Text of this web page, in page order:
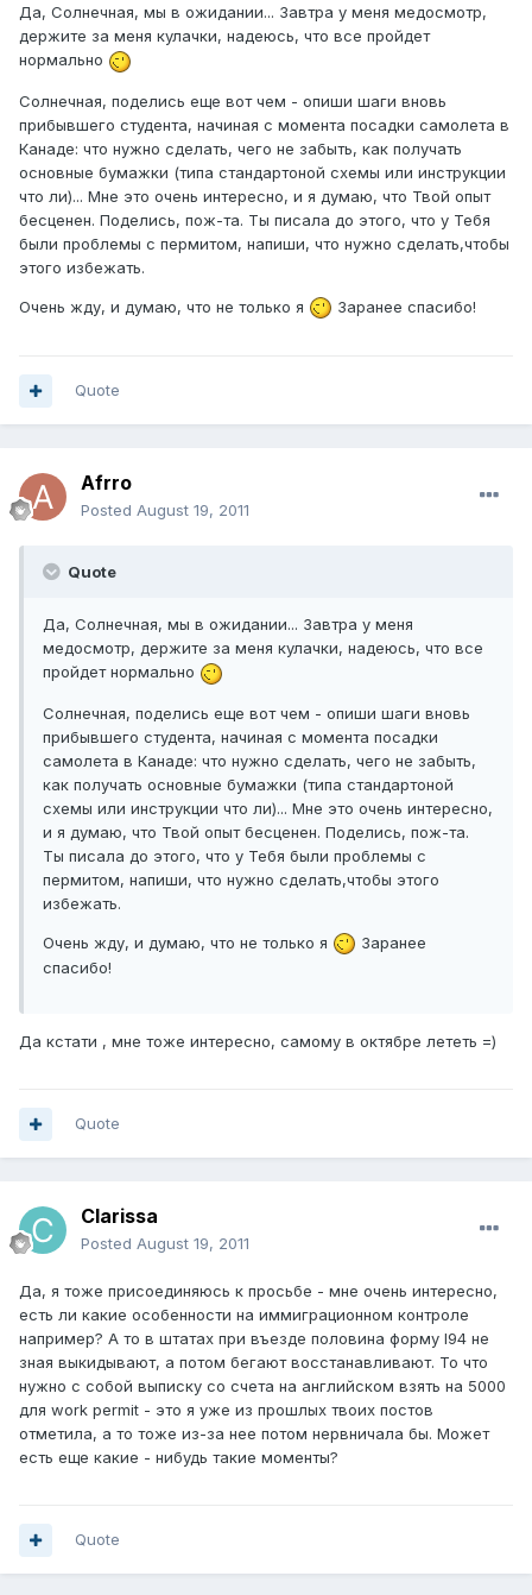
Да, Солнечная, мы в ожидании... Завтра у меня медосмотр,
держите за меня кулачки, надеюсь, что все пройдет
нормально
Солнечная, поделись еще вот чем - опиши шаги вновь
прибывшего студента, начиная с момента посадки самолета в
Канаде: что нужно сделать, чего не забыть, как получать
основные бумажки (типа стандартоной схемы или инструкции
что ли)... Мне это очень интересно, и я думаю, что Твой опыт
бесценен. Поделись, пож-та. Ты писала до этого, что у Тебя
были проблемы с пермитом, напиши, что нужно сделать,чтобы
этого избежать.
Очень жду, и думаю, что не только я Заранее спасибо!
Quote
Afrro
Posted August 19, 2011
Quote
Да, Солнечная, мы в ожидании... Завтра у меня
медосмотр, держите за меня кулачки, надеюсь, что все
пройдет нормально
Солнечная, поделись еще вот чем - опиши шаги вновь
прибывшего студента, начиная с момента посадки
самолета в Канаде: что нужно сделать, чего не забыть,
как получать основные бумажки (типа стандартоной
схемы или инструкции что ли)... Мне это очень интересно,
и я думаю, что Твой опыт бесценен. Поделись, пож-та.
Ты писала до этого, что у Тебя были проблемы с
пермитом, напиши, что нужно сделать,чтобы этого
избежать.
Очень жду, и думаю, что не только я
Заранее
спасибо!
Да кстати , мне тоже интересно, самому в октябре лететь =)
Quote
Clarissa
Posted August 19, 2011
Да, я тоже присоединяюсь к просьбе - мне очень интересно,
есть ли какие особенности на иммиграционном контроле
например? А то в штатах при въезде половина форму I94 не
зная выкидывают, а потом бегают восстанавливают. То что
нужно с собой выписку со счета на английском взять на 5000
для work permit - это я уже из прошлых твоих постов
отметила, а то тоже из-за нее потом нервничала бы. Может
есть еще какие - нибудь такие моменты?
Quote